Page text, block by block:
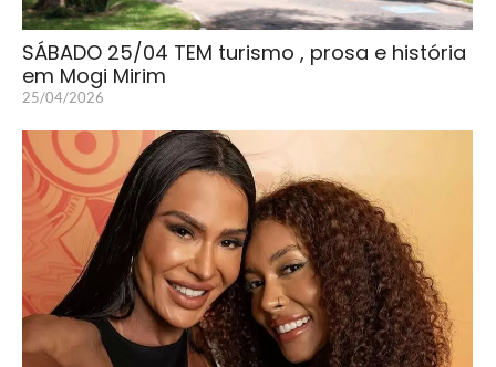
SÁBADO 25/04 TEM turismo , prosa e história
em Mogi Mirim
25/04/2026